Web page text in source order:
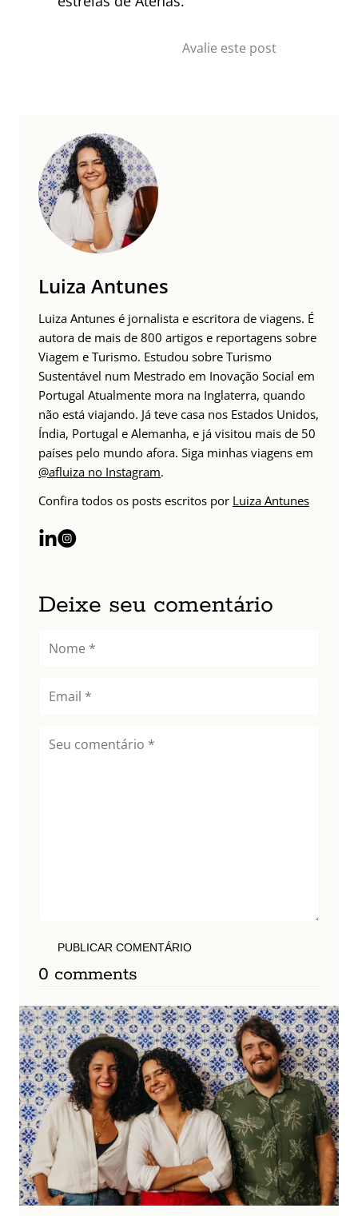
Avalie este post
Luiza Antunes
Luiza Antunes é jornalista e escritora de viagens. É
autora de mais de 800 artigos e reportagens sobre
Viagem e Turismo. Estudou sobre Turismo
Sustentável num Mestrado em Inovação Social em
Portugal Atualmente mora na Inglaterra, quando
não está viajando. Já teve casa nos Estados Unidos,
Índia, Portugal e Alemanha, e já visitou mais de 50
países pelo mundo afora. Siga minhas viagens em
@afluiza no Instagram.
Confira todos os posts escritos por Luiza Antunes
Deixe seu comentário
PUBLICAR COMENTÁRIO
0 comments